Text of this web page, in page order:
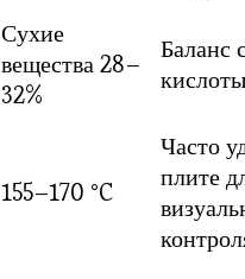
Сухие
вещества 28–
32%
Баланс
кислоты
155–170 °C
Часто
плите